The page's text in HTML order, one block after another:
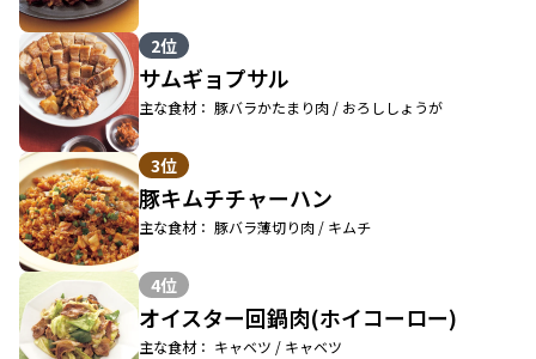
2位
サムギョプサル
主な食材： 豚バラかたまり肉 / おろししょうが
3位
豚キムチチャーハン
主な食材： 豚バラ薄切り肉 / キムチ
4位
オイスター回鍋肉(ホイコーロー)
主な食材： キャベツ / キャベツ